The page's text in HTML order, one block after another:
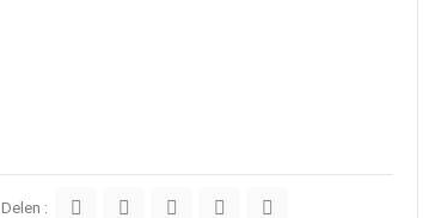
Delen :